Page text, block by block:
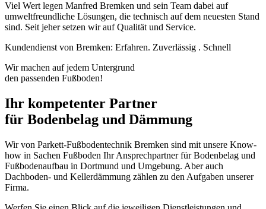
Viel Wert legen Manfred Bremken und sein Team dabei auf
umweltfreundliche Lösungen, die technisch auf dem neuesten Stand
sind. Seit jeher setzen wir auf Qualität und Service.
Kundendienst von Bremken: Erfahren. Zuverlässig . Schnell
Wir machen auf jedem Untergrund
den passenden Fußboden!
Ihr kompetenter Partner
für Bodenbelag und Dämmung
Wir von Parkett-Fußbodentechnik Bremken sind mit unsere Know-
how in Sachen Fußboden Ihr Ansprechpartner für Bodenbelag und
Fußbodenaufbau in Dortmund und Umgebung. Aber auch
Dachboden- und Kellerdämmung zählen zu den Aufgaben unserer
Firma.